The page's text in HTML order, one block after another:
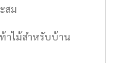
สม
าไม้สำหรับบ้าน